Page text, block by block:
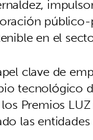
en el
clave de
tecnológico
Premios
las